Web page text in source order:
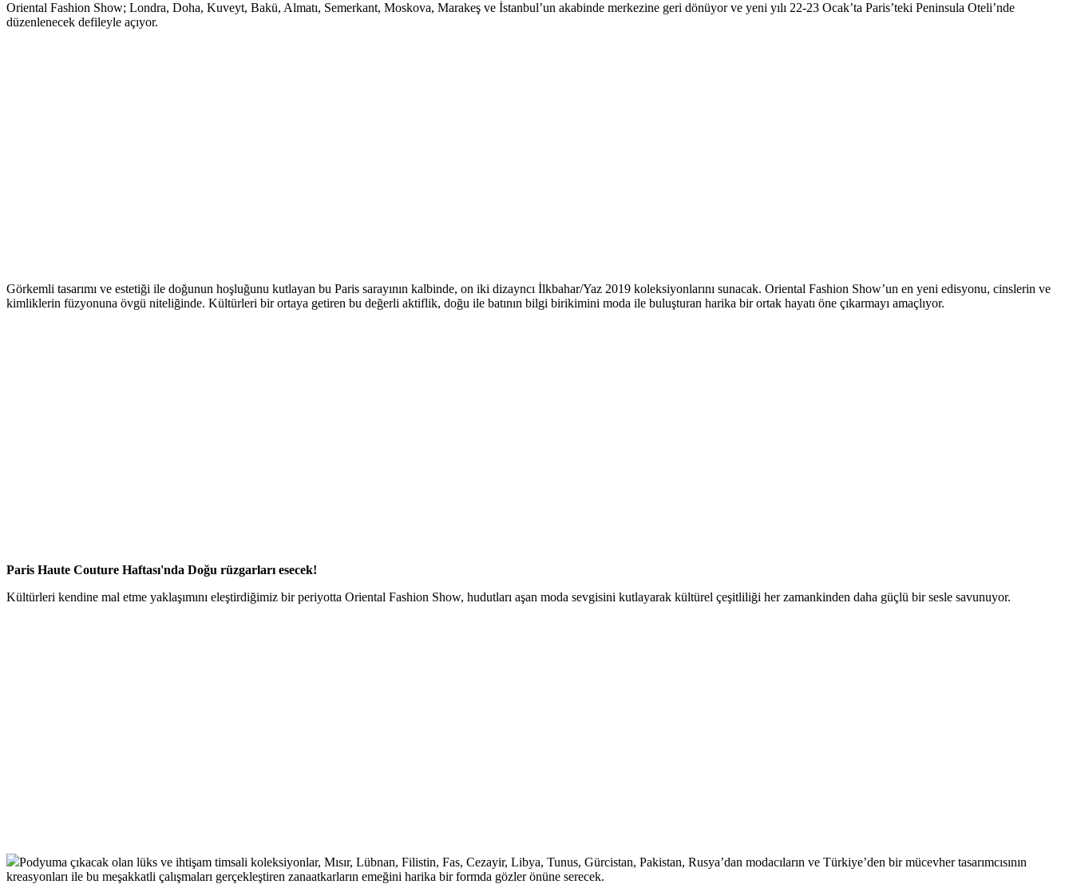
Oriental Fashion Show; Londra, Doha, Kuveyt, Bakü, Almatı, Semerkant, Moskova, Marakeş ve İstanbul’un akabinde merkezine geri dönüyor ve yeni yılı 22-23 Ocak’ta Paris’teki Peninsula Oteli’nde
düzenlenecek defileyle açıyor.
Görkemli tasarımı ve estetiği ile doğunun hoşluğunu kutlayan bu Paris sarayının kalbinde, on iki dizayncı İlkbahar/Yaz 2019 koleksiyonlarını sunacak. Oriental Fashion Show’un en yeni edisyonu, cinslerin ve
kimliklerin füzyonuna övgü niteliğinde. Kültürleri bir ortaya getiren bu değerli aktiflik, doğu ile batının bilgi birikimini moda ile buluşturan harika bir ortak hayatı öne çıkarmayı amaçlıyor.
Paris Haute Couture Haftası'nda Doğu rüzgarları esecek!
Kültürleri kendine mal etme yaklaşımını eleştirdiğimiz bir periyotta Oriental Fashion Show, hudutları aşan moda sevgisini kutlayarak kültürel çeşitliliği her zamankinden daha güçlü bir sesle savunuyor.
Podyuma çıkacak olan lüks ve ihtişam timsali koleksiyonlar, Mısır, Lübnan, Filistin, Fas, Cezayir, Libya, Tunus, Gürcistan, Pakistan, Rusya’dan modacıların ve Türkiye’den bir mücevher tasarımcısının
kreasyonları ile bu meşakkatli çalışmaları gerçekleştiren zanaatkarların emeğini harika bir formda gözler önüne serecek.